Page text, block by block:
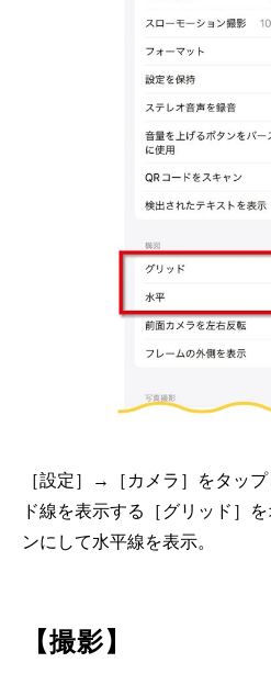
［設定］→［カメラ］をタッ
ド線を表示する［グリッド］
ンにして水平線を表示。
【撮影】